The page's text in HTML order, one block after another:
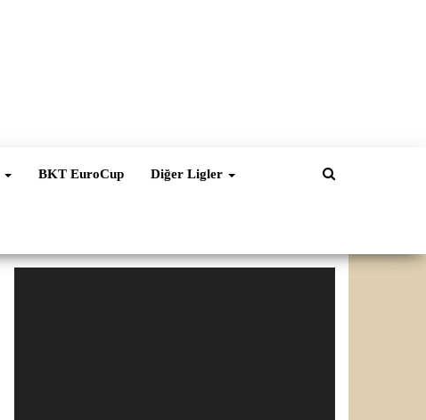
BKT EuroCup Diğer Ligler